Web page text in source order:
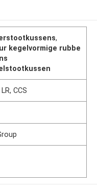
,
kegelvormige rubbe
CCS